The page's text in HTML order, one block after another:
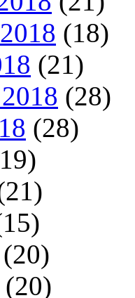
(18)
(21)
(28)
(28)
(20)
(20)